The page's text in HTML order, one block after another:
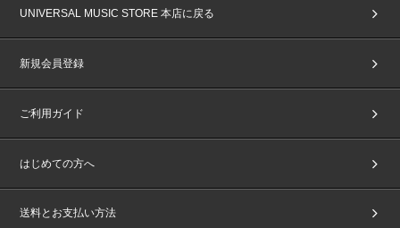
UNIVERSAL MUSIC STORE 本店に戻る
新規会員登録
ご利用ガイド
はじめての方へ
送料とお支払い方法